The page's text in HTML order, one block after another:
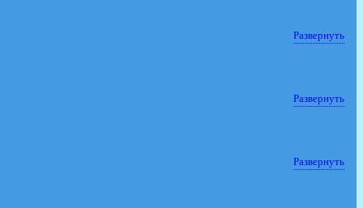
Развернуть
Развернуть
Развернуть